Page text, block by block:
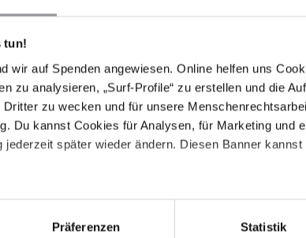
tun!
wir auf Spenden angewiesen. Online helfen uns
zu analysieren, „Surf-Profile“ zu erstellen und die
zu wecken und für unsere
Du kannst Cookies für Analysen, für Marketing und
jederzeit später wieder ändern. Diesen Banner
Präferenzen Statistik